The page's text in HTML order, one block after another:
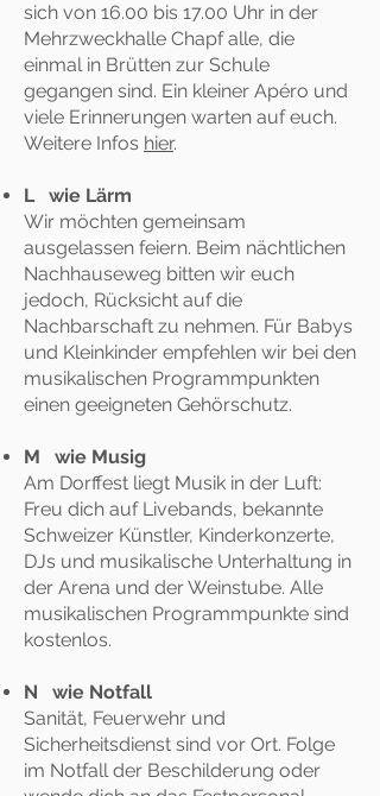
sich von 16.00 bis 17.00 Uhr in der
Mehrzweckhalle Chapf alle, die
einmal in Brütten zur Schule
gegangen sind. Ein kleiner Apéro und
viele Erinnerungen warten auf euch.
Weitere Infos hier.
L wie Lärm
Wir möchten gemeinsam
ausgelassen feiern. Beim nächtlichen
Nachhauseweg bitten wir euch
jedoch, Rücksicht auf die
Nachbarschaft zu nehmen. Für Babys
und Kleinkinder empfehlen wir bei den
musikalischen Programmpunkten
einen geeigneten Gehörschutz.
M wie Musig
Am Dorffest liegt Musik in der Luft:
Freu dich auf Livebands, bekannte
Schweizer Künstler, Kinderkonzerte,
DJs und musikalische Unterhaltung in
der Arena und der Weinstube. Alle
musikalischen Programmpunkte sind
kostenlos.
N wie Notfall
Sanität, Feuerwehr und
Sicherheitsdienst sind vor Ort. Folge
im Notfall der Beschilderung oder